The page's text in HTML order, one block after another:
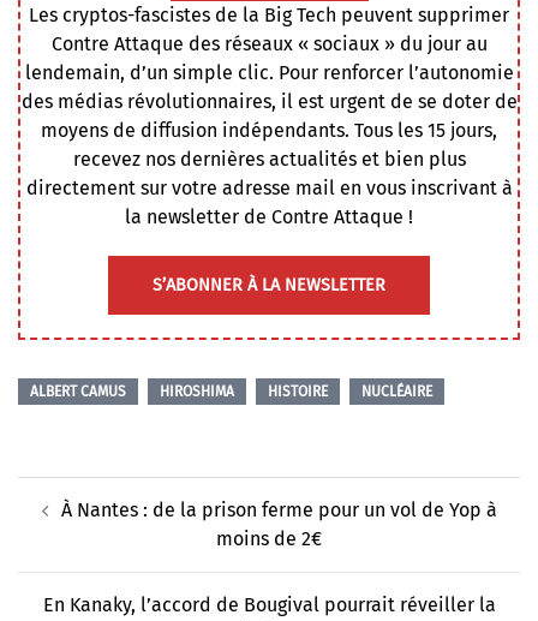
Les cryptos-fascistes de la Big Tech peuvent supprimer
Contre Attaque des réseaux « sociaux » du jour au
lendemain, d’un simple clic. Pour renforcer l’autonomie
des médias révolutionnaires, il est urgent de se doter de
moyens de diffusion indépendants. Tous les 15 jours,
recevez nos dernières actualités et bien plus
directement sur votre adresse mail en vous inscrivant à
la newsletter de Contre Attaque !
S’ABONNER À LA NEWSLETTER
ALBERT CAMUS HIROSHIMA HISTOIRE NUCLÉAIRE
Navigation
d’article
À Nantes : de la prison ferme pour un vol de Yop à
moins de 2€
En Kanaky, l’accord de Bougival pourrait réveiller la